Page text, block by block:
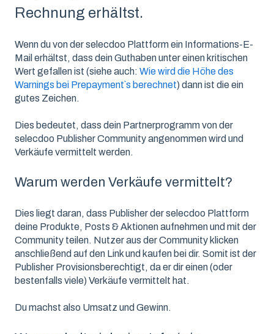
Rechnung erhältst.
Wenn du von der selecdoo Plattform ein Informations-E-
Mail erhältst, dass dein Guthaben unter einen kritischen
Wert gefallen ist (siehe auch: Wie wird die Höhe des
Warnings bei Prepayment`s berechnet) dann ist die ein
gutes Zeichen.
Dies bedeutet, dass dein Partnerprogramm von der
selecdoo Publisher Community angenommen wird und
Verkäufe vermittelt werden.
Warum werden Verkäufe vermittelt?
Dies liegt daran, dass Publisher der selecdoo Plattform
deine Produkte, Posts & Aktionen aufnehmen und mit der
Community teilen. Nutzer aus der Community klicken
anschließend auf den Link und kaufen bei dir. Somit ist der
Publisher Provisionsberechtigt, da er dir einen (oder
bestenfalls viele) Verkäufe vermittelt hat.
Du machst also Umsatz und Gewinn.